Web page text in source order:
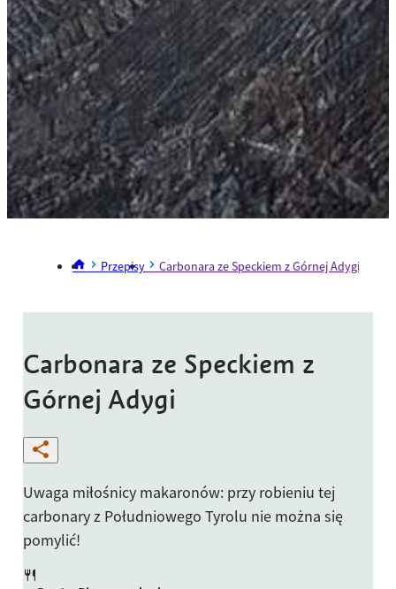
Przepisy Carbonara ze Speckiem z Górnej Adygi
Carbonara ze Speckiem z
Górnej Adygi
Uwaga miłośnicy makaronów: przy robieniu tej
carbonary z Południowego Tyrolu nie można się
pomylić!